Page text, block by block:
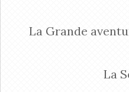
La Grande
La